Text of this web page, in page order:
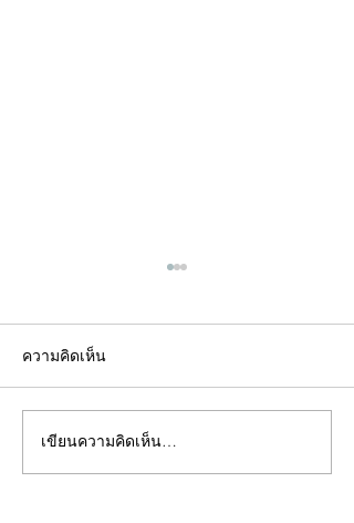
คอลัมน์"จับชีพจรวงการ
พระ"ประจำพุธที่ 29
ความคิดเห็น
เขียนความคิดเห็น…